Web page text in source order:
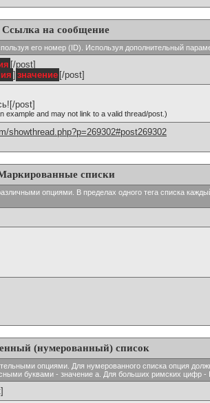
Ссылка на сообщение
его номер (ID). Используя дополнительный
[/post]
] значение [/post]
post]
example and may not link to a valid thread/post.)
showthread.php?p=269302#post269302
списки
опциями. В пределах одного тега списка
(нумерованный) список
опциями. Для нумерованного списка опция
буквами - значение а. Для больших римских цифр -